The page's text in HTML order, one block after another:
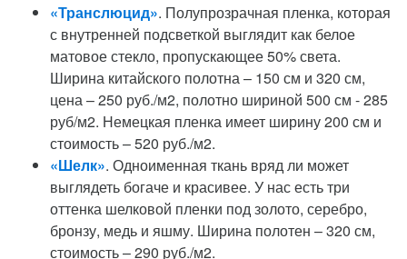
«Транслюцид». Полупрозрачная пленка, которая
с внутренней подсветкой выглядит как белое
матовое стекло, пропускающее 50% света.
Ширина китайского полотна – 150 см и 320 см,
цена – 250 руб./м2, полотно шириной 500 см - 285
руб/м2. Немецкая пленка имеет ширину 200 см и
стоимость – 520 руб./м2.
«Шелк». Одноименная ткань вряд ли может
выглядеть богаче и красивее. У нас есть три
оттенка шелковой пленки под золото, серебро,
бронзу, медь и яшму. Ширина полотен – 320 см,
стоимость – 290 руб./м2.